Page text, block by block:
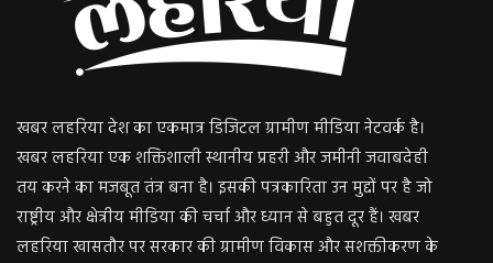
खबर लहरिया देश का एकमात्र डिजिटल ग्रामीण मीडिया नेटवर्क है।
खबर लहरिया एक शक्तिशाली स्थानीय प्रहरी और जमीनी जवाबदेही
तय करने का मजबूत तंत्र बना है। इसकी पत्रकारिता उन मुद्दों पर है जो
राष्ट्रीय और क्षेत्रीय मीडिया की चर्चा और ध्यान से बहुत दूर हैं। खबर
लहरिया खासतौर पर सरकार की ग्रामीण विकास और सशक्तीकरण के